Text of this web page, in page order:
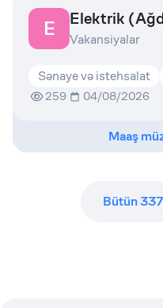
E Elektrik
Vakansiyalar
Sənaye və istehsalat
259 04/08/2026
Maaş
Bütün337